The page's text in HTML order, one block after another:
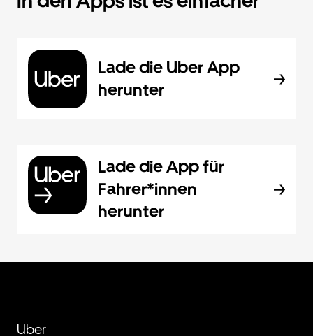
Lade die Uber App
herunter
Lade die App für
Fahrer*innen
herunter
Uber